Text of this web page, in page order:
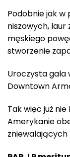
Podobnie jak
niszowych,
męskiego
stworzenie
Uroczysta gala
Downtown
Tak więc już
Amerykanie
zniewalających